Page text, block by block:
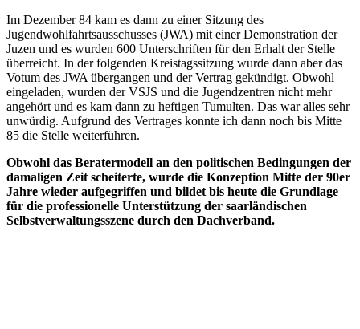
Im Dezember 84 kam es dann zu einer Sitzung des
Jugendwohlfahrtsausschusses (JWA) mit einer Demonstration der
Juzen und es wurden 600 Unterschriften für den Erhalt der Stelle
überreicht. In der folgenden Kreistagssitzung wurde dann aber das
Votum des JWA übergangen und der Vertrag gekündigt. Obwohl
eingeladen, wurden der VSJS und die Jugendzentren nicht mehr
angehört und es kam dann zu heftigen Tumulten. Das war alles sehr
unwürdig. Aufgrund des Vertrages konnte ich dann noch bis Mitte
85 die Stelle weiterführen.
Obwohl das Beratermodell an den politischen Bedingungen der
damaligen Zeit scheiterte, wurde die Konzeption Mitte der 90er
Jahre wieder aufgegriffen und bildet bis heute die Grundlage
für die professionelle Unterstützung der saarländischen
Selbstverwaltungsszene durch den Dachverband.